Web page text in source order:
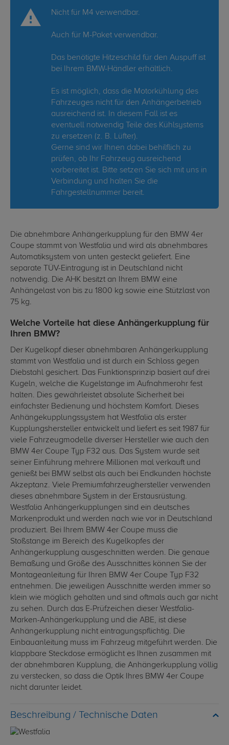
Nicht für M4 verwendbar.
Auch für M-Paket verwendbar.
Das benötigte Hitzeschild für den Auspuff ist
bei Ihrem BMW-Händler erhältlich.
Es ist möglich, dass die Motorkühlung des
Fahrzeuges nicht für den Anhängerbetrieb
ausreichend ist. In diesem Fall ist es
eventuell notwendig Teile des Kühlsystems
zu ersetzen (z. B. Lüfter).
Gerne sind wir Ihnen dabei behilflich zu
prüfen, ob Ihr Fahrzeug ausreichend
vorbereitet ist. Bitte setzen Sie sich mit uns in
Verbindung und halten Sie die
Fahrgestellnummer bereit.
Die abnehmbare Anhängerkupplung für den BMW 4er
Coupe stammt von Westfalia und wird als abnehmbares
Automatiksystem von unten gesteckt geliefert. Eine
separate TÜV-Eintragung ist in Deutschland nicht
notwendig. Die AHK besitzt an Ihrem BMW eine
Anhängelast von bis zu 1800 kg sowie eine Stützlast von
75 kg.
Welche Vorteile hat diese Anhängerkupplung für
Ihren BMW?
Der Kugelkopf dieser abnehmbaren Anhängerkupplung
stammt von Westfalia und ist durch ein Schloss gegen
Diebstahl gesichert. Das Funktionsprinzip basiert auf drei
Kugeln, welche die Kugelstange im Aufnahmerohr fest
halten. Dies gewährleistet absolute Sicherheit bei
einfachster Bedienung und höchstem Komfort. Dieses
Anhängekupplungssystem hat Westfalia als erster
Kupplungshersteller entwickelt und liefert es seit 1987 für
viele Fahrzeugmodelle diverser Hersteller wie auch den
BMW 4er Coupe Typ F32 aus. Das System wurde seit
seiner Einführung mehrere Millionen mal verkauft und
genießt bei BMW selbst als auch bei Endkunden höchste
Akzeptanz. Viele Premiumfahrzeughersteller verwenden
dieses abnehmbare System in der Erstausrüstung.
Westfalia Anhängerkupplungen sind ein deutsches
Markenprodukt und werden nach wie vor in Deutschland
produziert. Bei Ihrem BMW 4er Coupe muss die
Stoßstange im Bereich des Kugelkopfes der
Anhängerkupplung ausgeschnitten werden. Die genaue
Bemaßung und Größe des Ausschnittes können Sie der
Montageanleitung für Ihren BMW 4er Coupe Typ F32
entnehmen. Die jeweiligen Ausschnitte werden immer so
klein wie möglich gehalten und sind oftmals auch gar nicht
zu sehen. Durch das E-Prüfzeichen dieser Westfalia-
Marken-Anhängerkupplung und die ABE, ist diese
Anhängerkupplung nicht eintragungspflichtig. Die
Einbauanleitung muss im Fahrzeug mitgeführt werden. Die
klappbare Steckdose ermöglicht es Ihnen zusammen mit
der abnehmbaren Kupplung, die Anhängerkupplung völlig
zu verstecken, so dass die Optik Ihres BMW 4er Coupe
nicht darunter leidet.
Technische Daten